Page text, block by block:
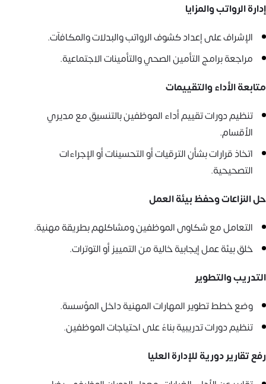
إدارة الرواتب والمزايا
الإشراف على إعداد كشوف الرواتب والبدلات والمكافآت.
مراجعة برامج التأمين الصحي والتأمينات الاجتماعية.
متابعة الأداء والتقييمات
تنظيم دورات تقييم أداء الموظفين بالتنسيق مع مديري
الأقسام.
اتخاذ قرارات بشأن الترقيات أو التحسينات أو الإجراءات
التصحيحية.
حل النزاعات وحفظ بيئة العمل
التعامل مع شكاوى الموظفين ومشاكلهم بطريقة مهنية.
خلق بيئة عمل إيجابية خالية من التمييز أو التوترات.
التدريب والتطوير
وضع خطط تطوير المهارات المهنية داخل المؤسسة.
تنظيم دورات تدريبية بناءً على احتياجات الموظفين.
رفع تقارير دورية للإدارة العليا